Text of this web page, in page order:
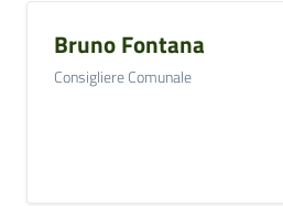
Bruno Fontana
Consigliere Comunale